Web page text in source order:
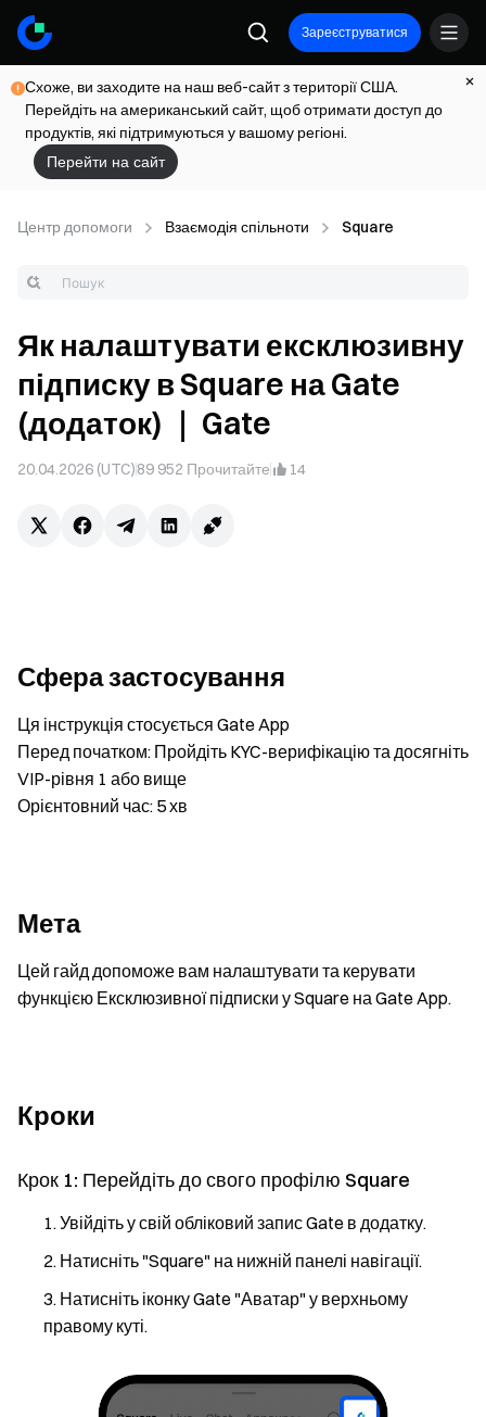
Зареєструватися
Схоже, ви заходите на наш веб-сайт з території США.
Перейдіть на американський сайт, щоб отримати доступ до
продуктів, які підтримуються у вашому регіоні.
Перейти на сайт
Центр допомоги Взаємодія спільноти Square
Як налаштувати ексклюзивну
підписку в Square на Gate
(додаток) ｜ Gate
20.04.2026 (UTC)89 952 Прочитайте 14
Сфера застосування
Ця інструкція стосується Gate App
Перед початком: Пройдіть KYC-верифікацію та досягніть
VIP-рівня 1 або вище
Орієнтовний час: 5 хв
Мета
Цей гайд допоможе вам налаштувати та керувати
функцією Ексклюзивної підписки у Square на Gate App.
Кроки
Крок 1: Перейдіть до свого профілю Square
Увійдіть у свій обліковий запис Gate в додатку.
Натисніть "Square" на нижній панелі навігації.
Натисніть іконку Gate "Аватар" у верхньому
правому куті.